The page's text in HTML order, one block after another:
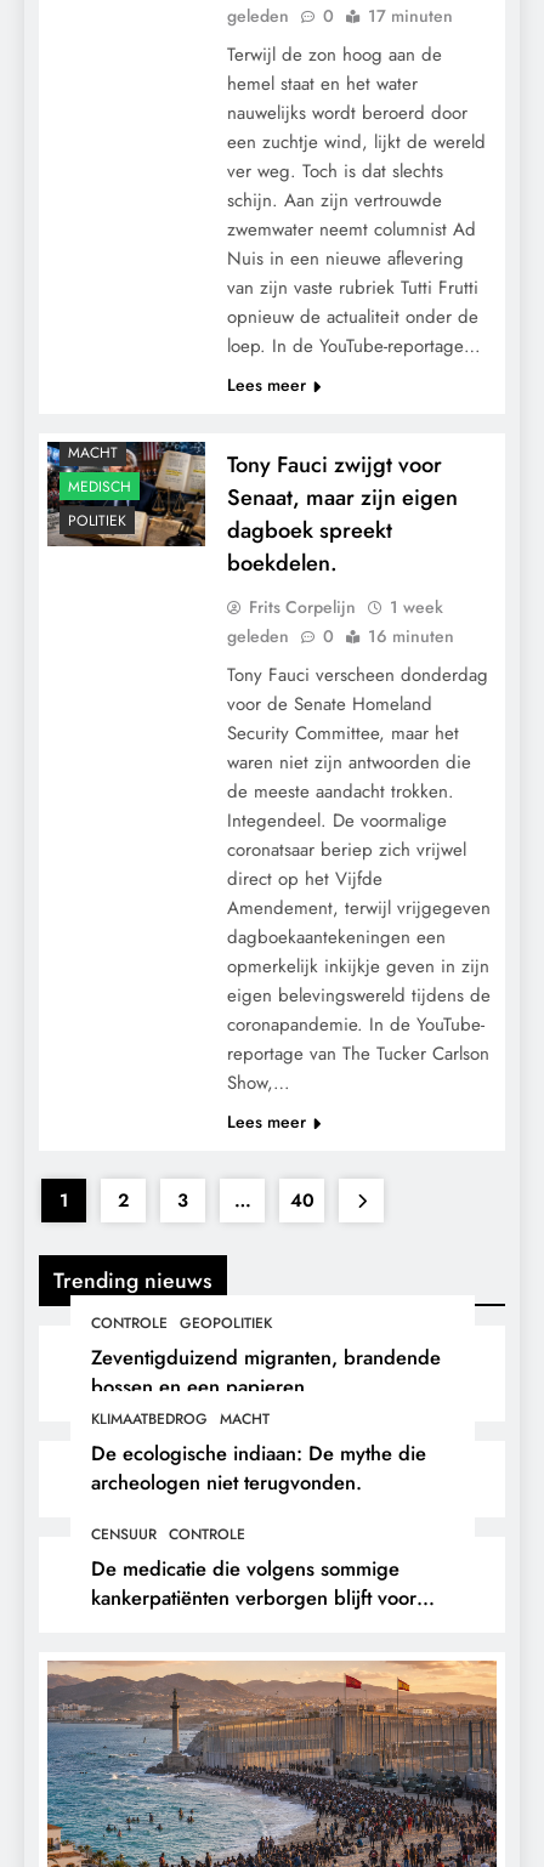
Trending nieuws
CONTROLE GEOPOLITIEK
Zeventigduizend migranten, brandende
bossen en een papieren
stikstofwerkelijkheid.
KLIMAATBEDROG MACHT
De ecologische indiaan: De mythe die
archeologen niet terugvonden.
CENSUUR CONTROLE
De medicatie die volgens sommige
kankerpatiënten verborgen blijft voor
geleden
0 17 minuten
Terwijl de zon hoog aan de
hemel staat en het water
nauwelijks wordt beroerd door
een zuchtje wind, lijkt de wereld
ver weg. Toch is dat slechts
schijn. Aan zijn vertrouwde
zwemwater neemt columnist Ad
Nuis in een nieuwe aflevering
van zijn vaste rubriek Tutti Frutti
opnieuw de actualiteit onder de
loep. In de YouTube-reportage…
Lees meer
MACHT
MEDISCH
POLITIEK
Tony Fauci zwijgt voor
Senaat, maar zijn eigen
dagboek spreekt
boekdelen.
Frits Corpelijn
1 week
geleden
0 16 minuten
Tony Fauci verscheen donderdag
voor de Senate Homeland
Security Committee, maar het
waren niet zijn antwoorden die
de meeste aandacht trokken.
Integendeel. De voormalige
coronatsaar beriep zich vrijwel
direct op het Vijfde
Amendement, terwijl vrijgegeven
dagboekaantekeningen een
opmerkelijk inkijkje geven in zijn
eigen belevingswereld tijdens de
coronapandemie. In de YouTube-
reportage van The Tucker Carlson
Show,…
Lees meer
1 2 3 … 40